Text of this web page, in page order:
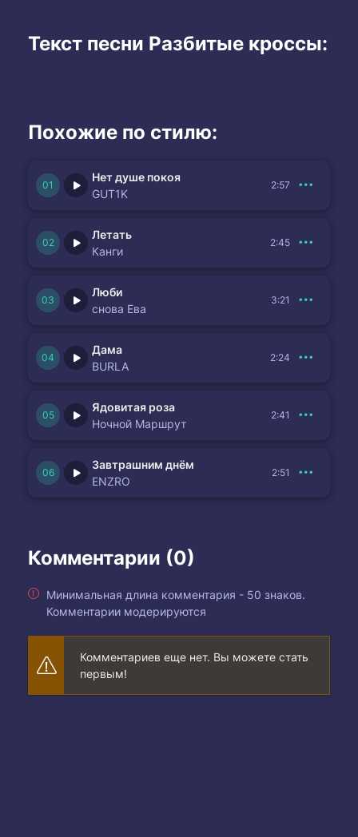
Текст песни Разбитые кроссы:
Похожие по стилю:
Нет душе покоя
GUT1K
2:57
Летать
Канги
2:45
Люби
снова Ева
3:21
Дама
BURLA
2:24
Ядовитая роза
Ночной Маршрут
2:41
Завтрашним днём
ENZRO
2:51
Комментарии (0)
Минимальная длина комментария - 50 знаков.
Комментарии модерируются
Комментариев еще нет. Вы можете стать
первым!